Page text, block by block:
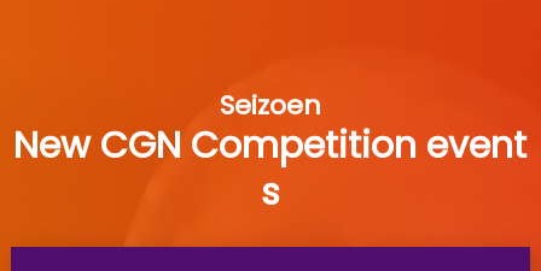
Seizoen
New CGN Competition event
s